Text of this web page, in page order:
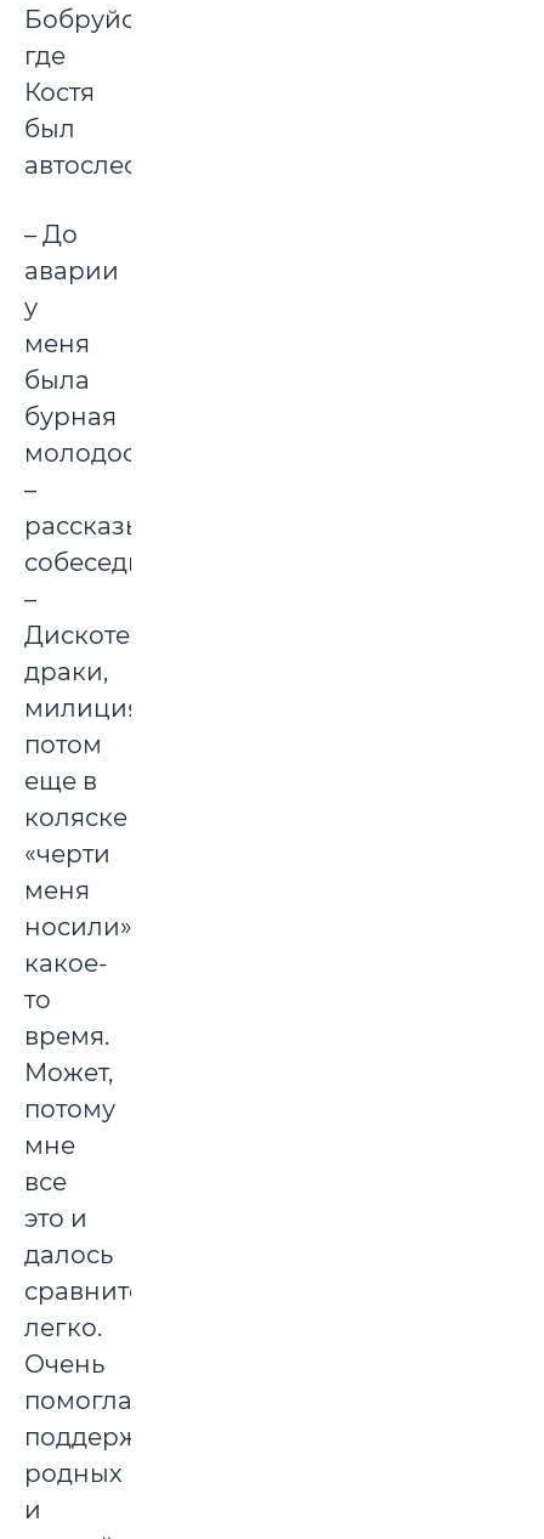
Бобруйске,
где
Костя
был
автослесарем.
– До
аварии
у
меня
была
бурная
молодость,
–
рассказывает
собеседник.
–
Дискотеки,
драки,
милиция,
потом
еще в
коляске
«черти
меня
носили»
какое-
то
время.
Может,
потому
мне
все
это и
далось
сравнительно
легко.
Очень
помогла
поддержка
родных
и